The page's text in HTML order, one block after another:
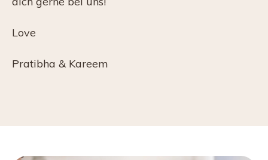
Love
Pratibha & Kareem